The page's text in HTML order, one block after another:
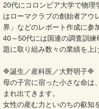
20代にコロンビア大学で物理
はローマクラブの創始者アウ
界」などのレポート作成に参
40～50代には国連の調査訓
題に取り組み数々の業績を上
🔷誕生／産科医／大野明子🔷
母の子宮に宿った小さな命は
まれ出てきます。
女性の産む力といのちの叡知